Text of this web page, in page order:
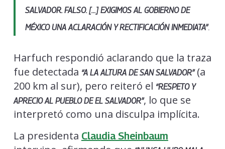
SALVADOR. FALSO. […] EXIGIMOS AL GOBIERNO DE
MÉXICO UNA ACLARACIÓN Y RECTIFICACIÓN INMEDIATA”.
Harfuch respondió aclarando que la traza
fue detectada “A LA ALTURA DE SAN SALVADOR”(a
200 km al sur), pero reiteró el “RESPETO Y
APRECIO AL PUEBLO DE EL SALVADOR”, lo que se
interpretó como una disculpa implícita.
La presidenta Claudia Sheinbaum